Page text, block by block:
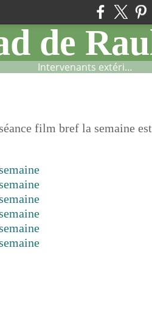
Intervenants extérieurs
film bref la semaine est